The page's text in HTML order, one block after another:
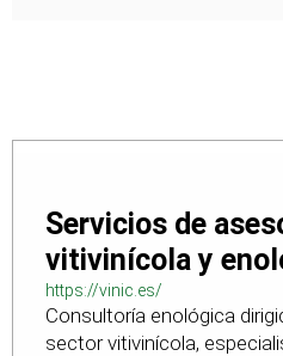
Servicios de
vitivinícola y
https://vinic.es/
Consultoría enológica
sector vitivinícola,